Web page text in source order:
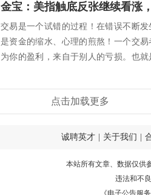
金宝：美指触底反张继续看涨
交易是一个试错的过程！在错误不断
是资金的缩水、心理的煎熬！一个交
为你的盈利，来自于别人的亏损。也
点击加载更多
诚聘英才 关于我们
本站所有文章、数据仅供
违法和不